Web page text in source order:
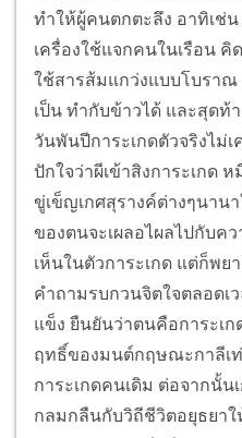
ทำให้ผู้คนตกตะลึง อาทิเช่
เครื่องใช้แจกคนในเรือน
ใช้สารส้มแกว่งแบบโบราณ
เป็น ทำกับข้าวได้ และสุด
วันพันปีการะเกดตัวจริงไม่
ปักใจว่าผีเข้าสิงการะเกด
ขู่เข็ญเกศสุรางค์ต่างๆนาน
ของตนจะเผลอไผลไปกับค
เห็นในตัวการะเกด แต่ก็พ
คำถามรบกวนจิตใจตลอดเว
แข็ง ยืนยันว่าตนคือการะเก
ฤทธิ์ของมนต์กฤษณะกาลีเ
การะเกดคนเดิม ต่อจากนั้น
กลมกลืนกับวิถีชีวิตอยุธยา